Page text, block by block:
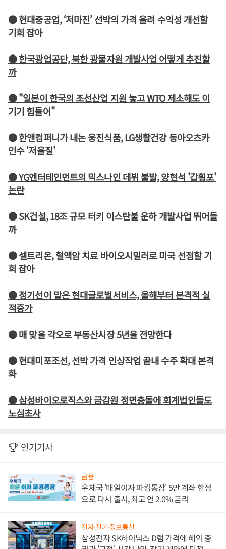
● 현대중공업, ‘저마진’ 선박의 가격 올려 수익성 개선할
기회 잡아
● 한국광업공단, 북한 광물자원 개발사업 어떻게 추진할
까
● "일본이 한국의 조선산업 지원 놓고 WTO 제소해도 이
기기 힘들어"
● 한앤컴퍼니가 내논 웅진식품, LG생활건강 동아오츠카
인수 '저울질'
● YG엔터테인먼트의 믹스나인 데뷔 불발, 양현석 '갑횡포'
논란
● SK건설, 18조 규모 터키 이스탄불 운하 개발사업 뛰어들
까
● 셀트리온, 혈액암 치료 바이오시밀러로 미국 선점할 기
회 잡아
● 정기선이 맡은 현대글로벌서비스, 올해부터 본격적 실
적증가
● 매 맞을 각오로 부동산시장 5년을 전망한다
● 현대미포조선, 선박 가격 인상작업 끝내 수주 확대 본격
화
● 삼성바이오로직스와 금감원 정면충돌에 회계법인들도
노심초사
인기기사
금융
우체국 '매일이자 파킹통장' 5만 계좌 한정
으로 다시 출시, 최고 연 2.0% 금리
전자·전기·정보통신
삼성전자 SK하이닉스 D램 가격에 해외 증